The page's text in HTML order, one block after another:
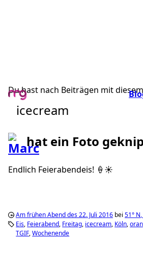
Du hast nach Beiträgen mit
icecream
hat ein Foto
Endlich Feierabendeis! 🍦☀️
Am frühen Abend des 22. Juli 2016 bei 51° N,
Eis Feierabend Freitag icecream Köln
TGIF Wochenende